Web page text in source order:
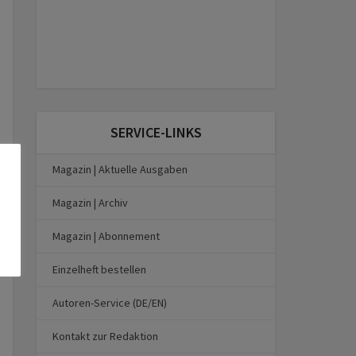
SERVICE-LINKS
Magazin | Aktuelle Ausgaben
Magazin | Archiv
Magazin | Abonnement
Einzelheft bestellen
Autoren-Service (DE/EN)
Kontakt zur Redaktion